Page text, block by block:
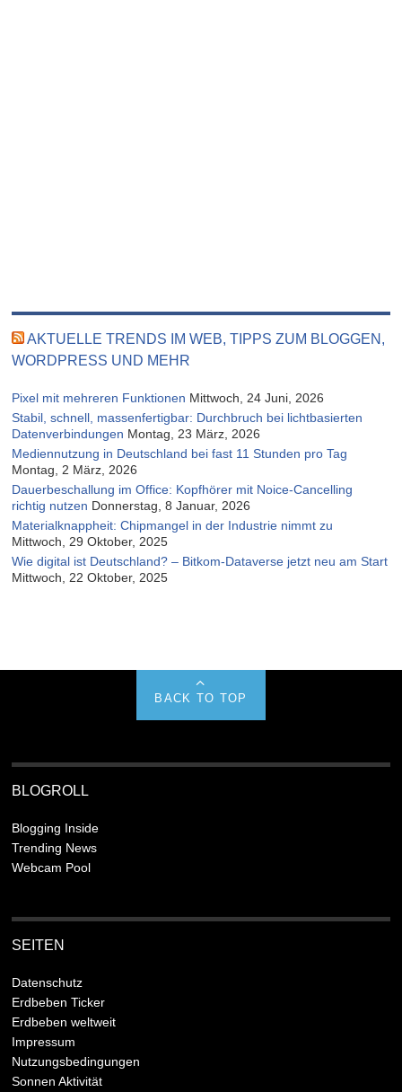
AKTUELLE TRENDS IM WEB, TIPPS ZUM BLOGGEN,
WORDPRESS UND MEHR
Pixel mit mehreren Funktionen Mittwoch, 24 Juni, 2026
Stabil, schnell, massenfertigbar: Durchbruch bei lichtbasierten
Datenverbindungen Montag, 23 März, 2026
Mediennutzung in Deutschland bei fast 11 Stunden pro Tag
Montag, 2 März, 2026
Dauerbeschallung im Office: Kopfhörer mit Noice-Cancelling
richtig nutzen Donnerstag, 8 Januar, 2026
Materialknappheit: Chipmangel in der Industrie nimmt zu
Mittwoch, 29 Oktober, 2025
Wie digital ist Deutschland? – Bitkom-Dataverse jetzt neu am Start
Mittwoch, 22 Oktober, 2025
BACK TO TOP
BLOGROLL
Blogging Inside
Trending News
Webcam Pool
SEITEN
Datenschutz
Erdbeben Ticker
Erdbeben weltweit
Impressum
Nutzungsbedingungen
Sonnen Aktivität